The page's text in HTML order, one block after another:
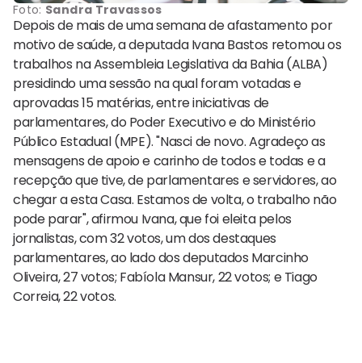
Foto: Sandra Travassos
Depois de mais de uma semana de afastamento por
motivo de saúde, a deputada Ivana Bastos retomou os
trabalhos na Assembleia Legislativa da Bahia (ALBA)
presidindo uma sessão na qual foram votadas e
aprovadas 15 matérias, entre iniciativas de
parlamentares, do Poder Executivo e do Ministério
Público Estadual (MPE). "Nasci de novo. Agradeço as
mensagens de apoio e carinho de todos e todas e a
recepção que tive, de parlamentares e servidores, ao
chegar a esta Casa. Estamos de volta, o trabalho não
pode parar", afirmou Ivana, que foi eleita pelos
jornalistas, com 32 votos, um dos destaques
parlamentares, ao lado dos deputados Marcinho
Oliveira, 27 votos; Fabíola Mansur, 22 votos; e Tiago
Correia, 22 votos.